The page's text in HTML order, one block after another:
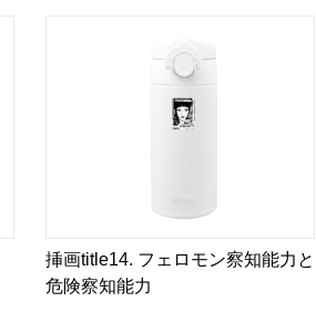
挿画title14. フェロモン察知能力と
危険察知能力